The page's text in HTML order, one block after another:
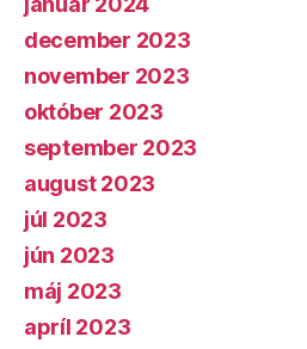
december 2023
november 2023
október 2023
september 2023
august 2023
júl 2023
jún 2023
máj 2023
apríl 2023